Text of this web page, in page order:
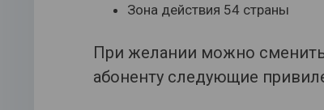
Зона действия 54 страны
При желании можно сменить
абоненту следующие